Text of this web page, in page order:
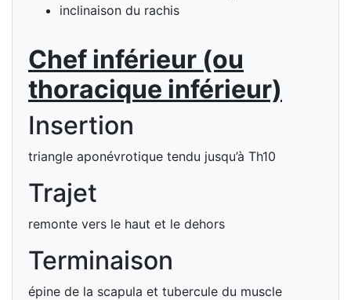
inclinaison du rachis
Chef inférieur (ou
thoracique inférieur)
Insertion
triangle aponévrotique tendu jusqu’à Th10
Trajet
remonte vers le haut et le dehors
Terminaison
épine de la scapula et tubercule du muscle